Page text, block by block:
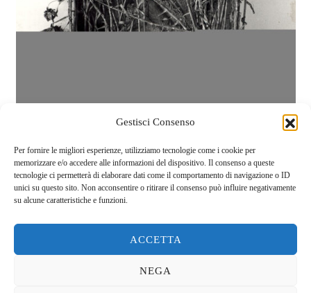
Gestisci Consenso
Per fornire le migliori esperienze, utilizziamo tecnologie come i cookie per
memorizzare e/o accedere alle informazioni del dispositivo. Il consenso a queste
tecnologie ci permetterà di elaborare dati come il comportamento di navigazione o ID
unici su questo sito. Non acconsentire o ritirare il consenso può influire negativamente
su alcune caratteristiche e funzioni.
ACCETTA
NEGA
PREV